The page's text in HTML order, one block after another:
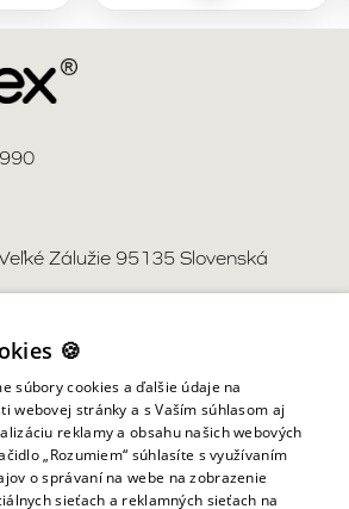
Zálužie 95135 Slovenská
🍪
súbory cookies a ďalšie údaje na
webovej stránky a s Vaším súhlasom aj
reklamy a obsahu našich webových
„Rozumiem“ súhlasíte s využívaním
o správaní na webe na zobrazenie
sieťach a reklamných sieťach na